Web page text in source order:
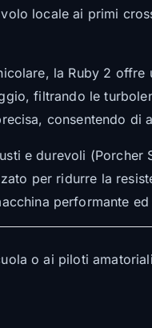
locale ai primi
la Ruby 2
filtrando le
consentendo
e durevoli
per ridurre la
performante
o ai piloti